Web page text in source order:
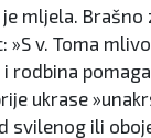
mljela. Brašno
v. Toma
rodbina
ukrase
svilenog ili